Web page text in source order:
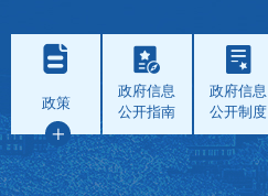
政策
政府信息
公开指南
政府信息
公开制度